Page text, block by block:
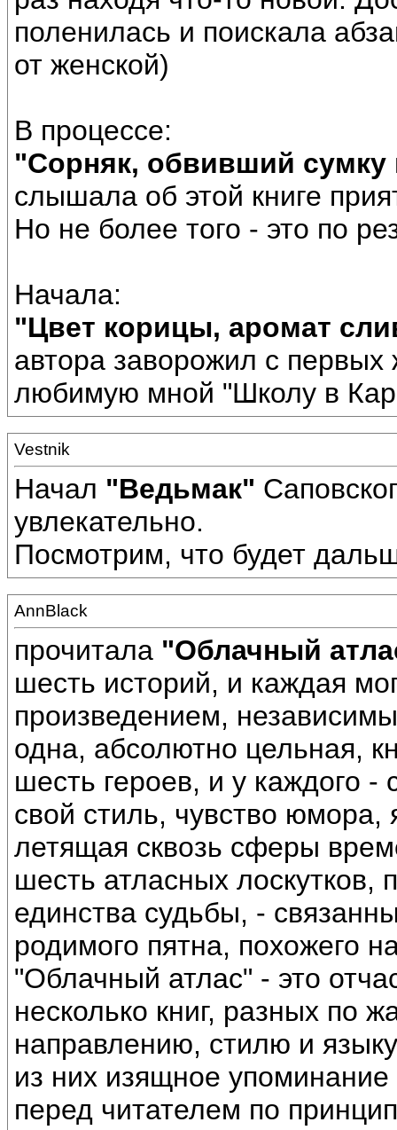
поленилась и поискала
от женской)
В процессе:
"Сорняк, обвивший сумку
слышала об этой книге
Но не более того - это по
Начала:
"Цвет корицы, аромат
автора заворожил с
любимую мной "Школу в
Vestnik
Начал "Ведьмак"
увлекательно.
Посмотрим, что будет
AnnBlack
прочитала "Облачный
шесть историй, и каждая
произведением,
одна, абсолютно цельная,
шесть героев, и у каждого -
свой стиль, чувство
летящая сквозь сферы
шесть атласных
единства судьбы, -
родимого пятна, похожего
"Облачный атлас" - это
несколько книг, разных по
направлению, стилю и
из них изящное
перед читателем по